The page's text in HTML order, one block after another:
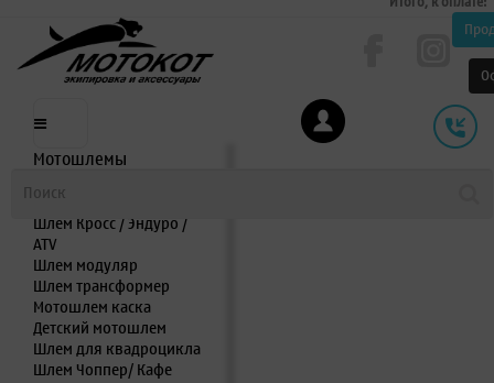
Мотошлемы
Шлем полулицевик
Шлем Кросс / Эндуро /
ATV
Шлем модуляр
Шлем трансформер
Мотошлем каска
Детский мотошлем
Шлем для квадроцикла
Шлем Чоппер/ Кафе